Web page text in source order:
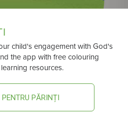
Ukrainian
child's engagement with God's
the app with free colouring
resources.
PENTRU PĂRINȚI